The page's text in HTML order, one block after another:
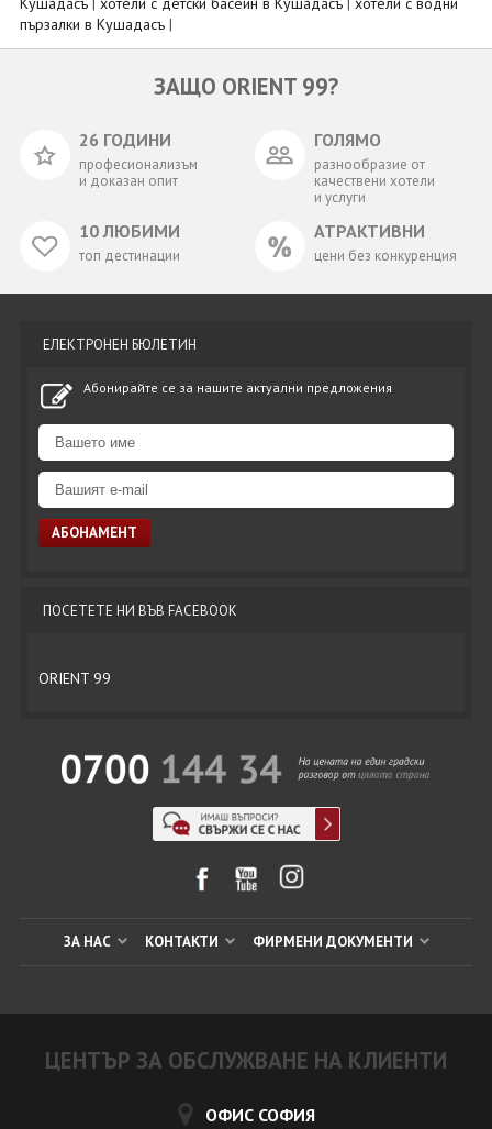
пързалки в Кушадасъ |
ЗАЩО ORIENT 99?
26 ГОДИНИ
професионализъм
и доказан опит
ГОЛЯМО
разнообразие от
качествени хотели
и услуги
10 ЛЮБИМИ
топ дестинации
АТРАКТИВНИ
цени без конкуренция
ЕЛЕКТРОНЕН БЮЛЕТИН
Абонирайте се за нашите актуални предложения
ПОСЕТЕТЕ НИ ВЪВ FACEBOOK
ORIENT 99
ЗА НАС КОНТАКТИ ФИРМЕНИ ДОКУМЕНТИ
ЦЕНТЪР ЗА ОБСЛУЖВАНЕ НА КЛИЕНТИ
ОФИС СОФИЯ